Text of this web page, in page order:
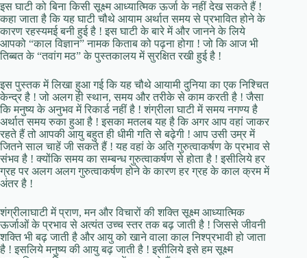
इस घाटी को बिना किसी सूक्ष्म आध्यात्मिक ऊर्जा के नहीं देख सकते हैं !
कहा जाता है कि यह घाटी चौथे आयाम अर्थात समय से प्रभावित होने के
कारण रहस्यमई बनी हुई है ! इस घाटी के बारे में और जानने के लिये
आपको “काल विज्ञान” नामक किताब को पढ़ना होगा ! जो कि आज भी
तिब्बत के “तवांग मठ” के पुस्तकालय में सुरक्षित रखी हुई है !
इस पुस्तक में लिखा हुआ गई कि यह चौथे आयामी दुनिया का एक निश्चित
केन्द्र है ! जो अलग ही स्थान, समय और तरीके से काम करती है ! जैसा
कि मनुष्य के अनुभव में रिकार्ड नहीं है ! शंग्रीला घाटी में समय नगण्य है
अर्थात समय रुका हुआ है ! इसका मतलब यह है कि अगर आप वहां जाकर
रहते हैं तो आपकी आयु बहुत ही धीमी गति से बढ़ेगी ! आप उसी उम्र में
जितने साल चाहें जी सकते हैं ! यह वहां के अति गुरुत्वाकर्षण के प्रभाव से
संभव है ! क्योंकि समय का सम्बन्ध गुरुत्वाकर्षण से होता है ! इसीलिये हर
ग्रह पर अलग अलग गुरुत्वाकर्षण होने के कारण हर ग्रह के काल क्रम में
अंतर है !
शंग्रीलाघाटी में प्राण, मन और विचारों की शक्ति सूक्ष्म आध्यात्मिक
ऊर्जाओं के प्रभाव से अत्यंत उच्च स्तर तक बढ़ जाती है ! जिससे जीवनी
शक्ति भी बढ़ जाती है और आयु को खाने वाला काल निश्प्रभावी हो जाता
है ! इसलिये मनुष्य की आयु बढ़ जाती है ! इसीलिये इसे हम सूक्ष्म